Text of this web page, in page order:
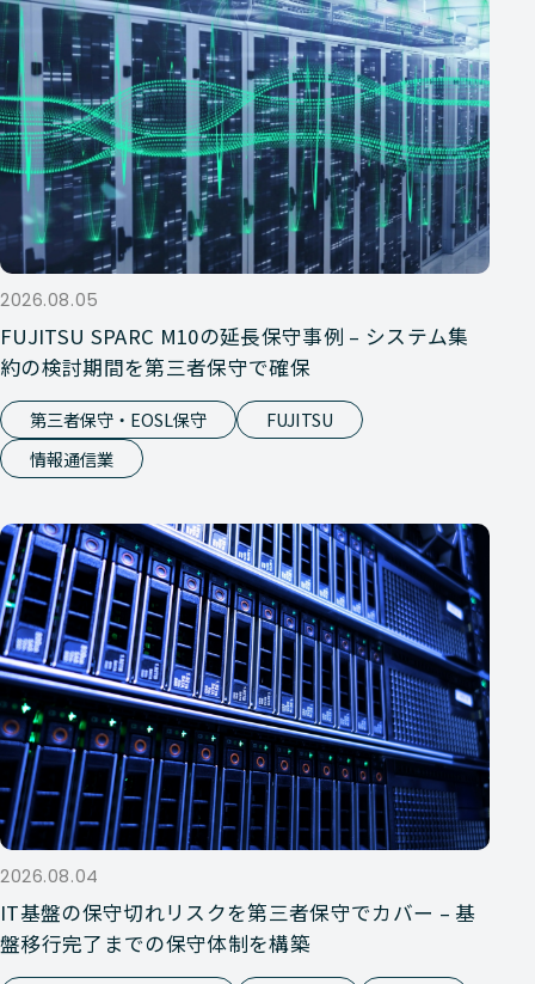
2026.08.05
FUJITSU SPARC M10の延長保守事例 – システム集
約の検討期間を第三者保守で確保
第三者保守・EOSL保守
FUJITSU
情報通信業
2026.08.04
IT基盤の保守切れリスクを第三者保守でカバー – 基
盤移行完了までの保守体制を構築